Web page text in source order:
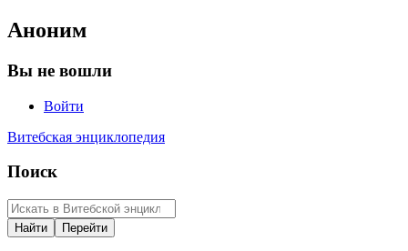
Аноним
Вы не вошли
Войти
Витебская энциклопедия
Поиск